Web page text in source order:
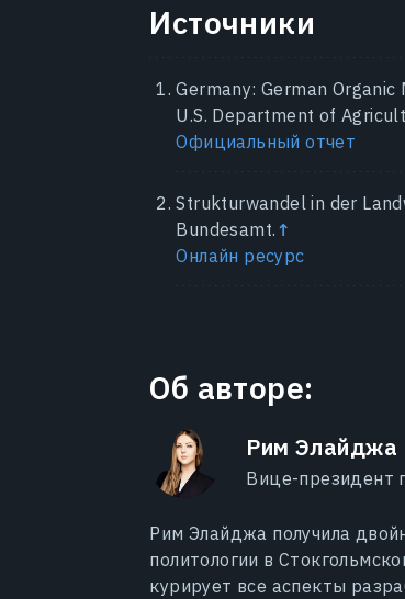
Источники
Germany: German
U.S. Department of
Официальный отчет
Strukturwandel in der
Bundesamt. ↑
Онлайн ресурс
Об авторе:
Рим Элайджа
Вице-президент
Рим Элайджа получила
политологии в
курирует все аспекты